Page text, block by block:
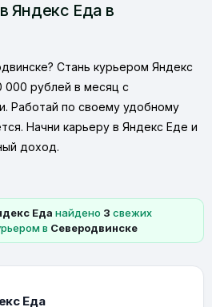
Яндекс Еда в
Стань курьером Яндекс
000 рублей в месяц с
Работай по своему удобному
Начни карьеру в Яндекс Еде и
доход.
Еда найдено 3 свежих
в Северодвинске
Еда